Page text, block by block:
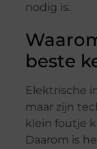
nodig is.
beste
Elektrische
maar zijn
klein foutje
Daarom is